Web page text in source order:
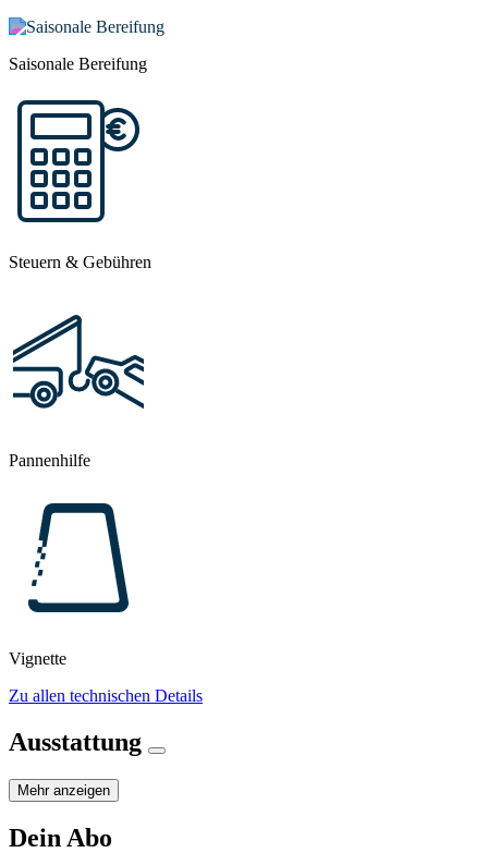
Saisonale Bereifung
Steuern & Gebühren
Pannenhilfe
Vignette
Zu allen technischen Details
Ausstattung
Mehr anzeigen
Dein Abo